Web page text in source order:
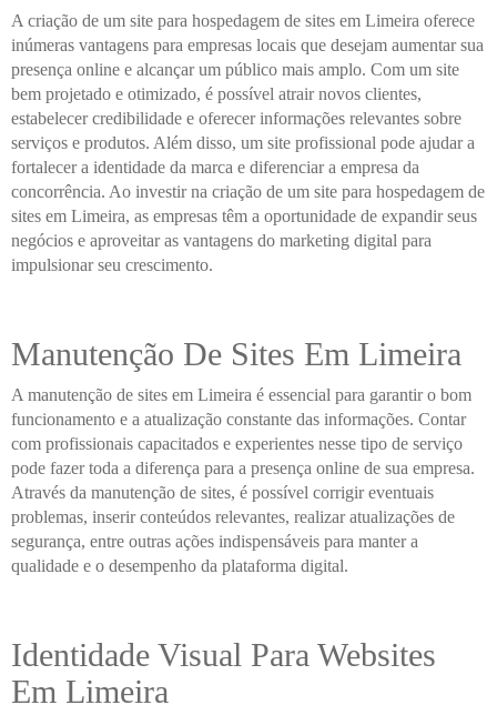
A criação de um site para hospedagem de sites em Limeira oferece
inúmeras vantagens para empresas locais que desejam aumentar sua
presença online e alcançar um público mais amplo. Com um site
bem projetado e otimizado, é possível atrair novos clientes,
estabelecer credibilidade e oferecer informações relevantes sobre
serviços e produtos. Além disso, um site profissional pode ajudar a
fortalecer a identidade da marca e diferenciar a empresa da
concorrência. Ao investir na criação de um site para hospedagem de
sites em Limeira, as empresas têm a oportunidade de expandir seus
negócios e aproveitar as vantagens do marketing digital para
impulsionar seu crescimento.
Manutenção De Sites Em Limeira
A manutenção de sites em Limeira é essencial para garantir o bom
funcionamento e a atualização constante das informações. Contar
com profissionais capacitados e experientes nesse tipo de serviço
pode fazer toda a diferença para a presença online de sua empresa.
Através da manutenção de sites, é possível corrigir eventuais
problemas, inserir conteúdos relevantes, realizar atualizações de
segurança, entre outras ações indispensáveis para manter a
qualidade e o desempenho da plataforma digital.
Identidade Visual Para Websites
Em Limeira